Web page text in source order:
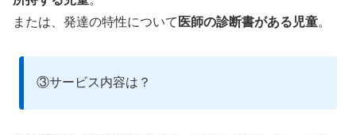
または、発達の特性について 医師の診断書がある児童。
③サービス内容は？